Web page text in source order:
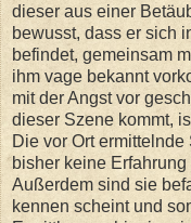
dieser aus einer
bewusst, dass er sich
befindet, gemeinsam
ihm vage bekannt
mit der Angst vor
dieser Szene kommt,
Die vor Ort
bisher keine
Außerdem sind sie
kennen scheint und